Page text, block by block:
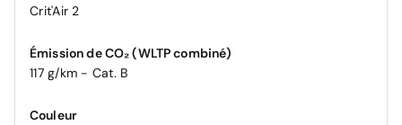
Crit'Air 2
Émission de CO₂ (WLTP combiné)
117 g/km - Cat. B
Couleur